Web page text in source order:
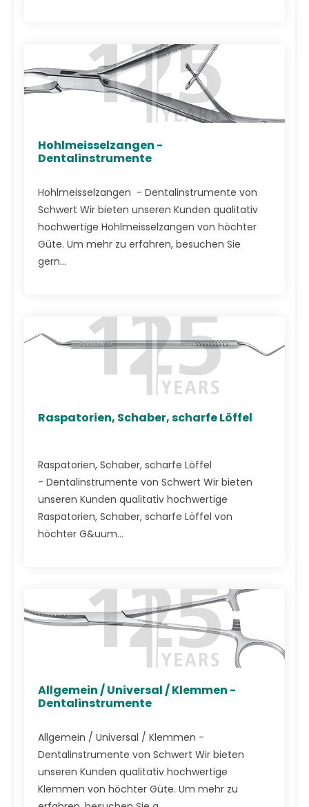
Hohlmeisselzangen -
Dentalinstrumente
Hohlmeisselzangen - Dentalinstrumente von
Schwert Wir bieten unseren Kunden qualitativ
hochwertige Hohlmeisselzangen von höchter
Güte. Um mehr zu erfahren, besuchen Sie
gern...
Raspatorien, Schaber, scharfe Löffel
Raspatorien, Schaber, scharfe Löffel
- Dentalinstrumente von Schwert Wir bieten
unseren Kunden qualitativ hochwertige
Raspatorien, Schaber, scharfe Löffel von
höchter G&uum...
Allgemein / Universal / Klemmen -
Dentalinstrumente
Allgemein / Universal / Klemmen -
Dentalinstrumente von Schwert Wir bieten
unseren Kunden qualitativ hochwertige
Klemmen von höchter Güte. Um mehr zu